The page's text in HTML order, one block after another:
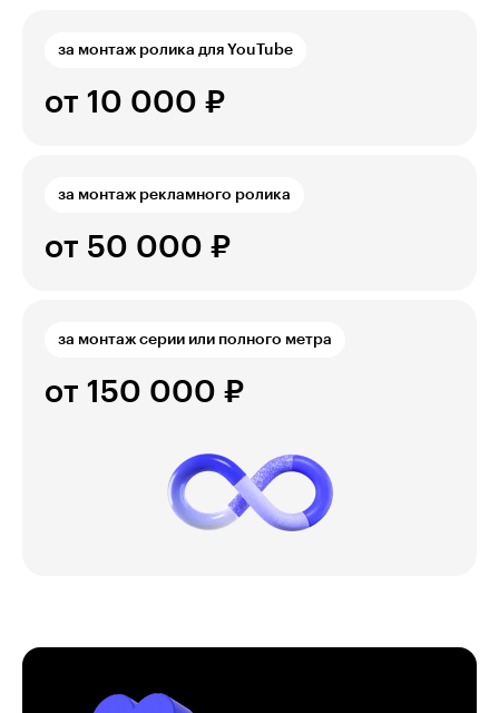
от 10 000 ₽
за монтаж ролика для YouTube
от 50 000 ₽
за монтаж рекламного ролика
от 150 000 ₽
за монтаж серии или полного метра